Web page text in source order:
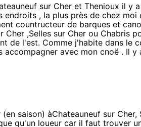
sur Cher et Thenioux il y
endroits , la plus près de chez moi
countructeur de barques et
,Selles sur Cher ou Chabris
de l'est. Comme j'habite dans le
avec mon cnoë . Il y
saison) àChateauneuf sur Cher,
qu'un loueur car il faut trouver